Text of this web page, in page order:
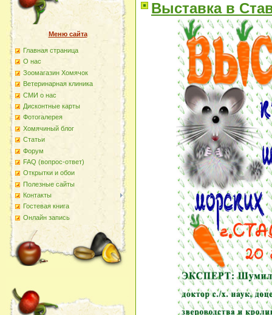
Меню сайта
Главная страница
О наc
Зоомагазин Хомячок
Ветеринарная клиника
СМИ о нас
Дисконтные карты
Фотогалерея
Хомячиный блог
Статьи
Форум
FAQ (вопрос-ответ)
Открытки и обои
Полезные сайты
Контакты
Гостевая книга
Онлайн запись
Выставка в